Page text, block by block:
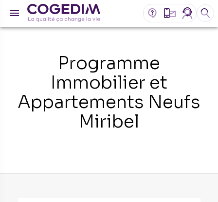
Programme
Immobilier et
Appartements Neufs
Miribel